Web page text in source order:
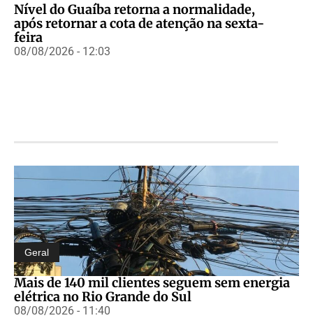
Nível do Guaíba retorna a normalidade,
após retornar a cota de atenção na sexta-
feira
08/08/2026 - 12:03
Geral
Mais de 140 mil clientes seguem sem energia
elétrica no Rio Grande do Sul
08/08/2026 - 11:40